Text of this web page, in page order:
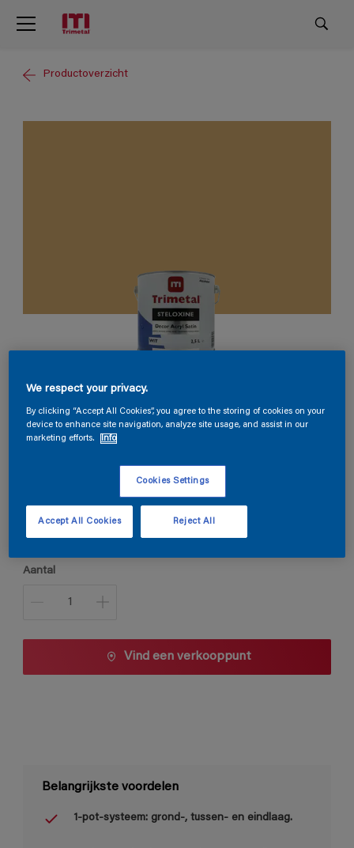
Productoverzicht
Steloxine Decor Acryl Satin
1002
Verpakkingsgrootte
1 L
Aantal
Vind een verkooppunt
Belangrijkste voordelen
1-pot-systeem: grond-, tussen- en eindlaag.
We respect your privacy.
By clicking “Accept All Cookies”, you agree to the storing of cookies on your
device to enhance site navigation, analyze site usage, and assist in our
marketing efforts.
Info
Cookies Settings
Reject All
Accept All Cookies